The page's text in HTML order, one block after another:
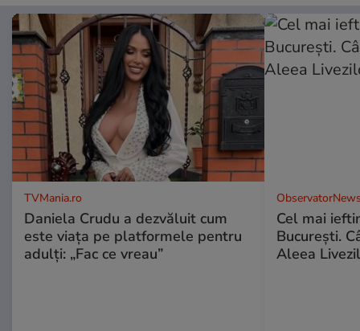
TVMania.ro
Daniela Crudu a dezvăluit cum
este viața pe platformele pentru
adulți: „Fac ce vreau”
Cel mai
Bucureşti.
Aleea